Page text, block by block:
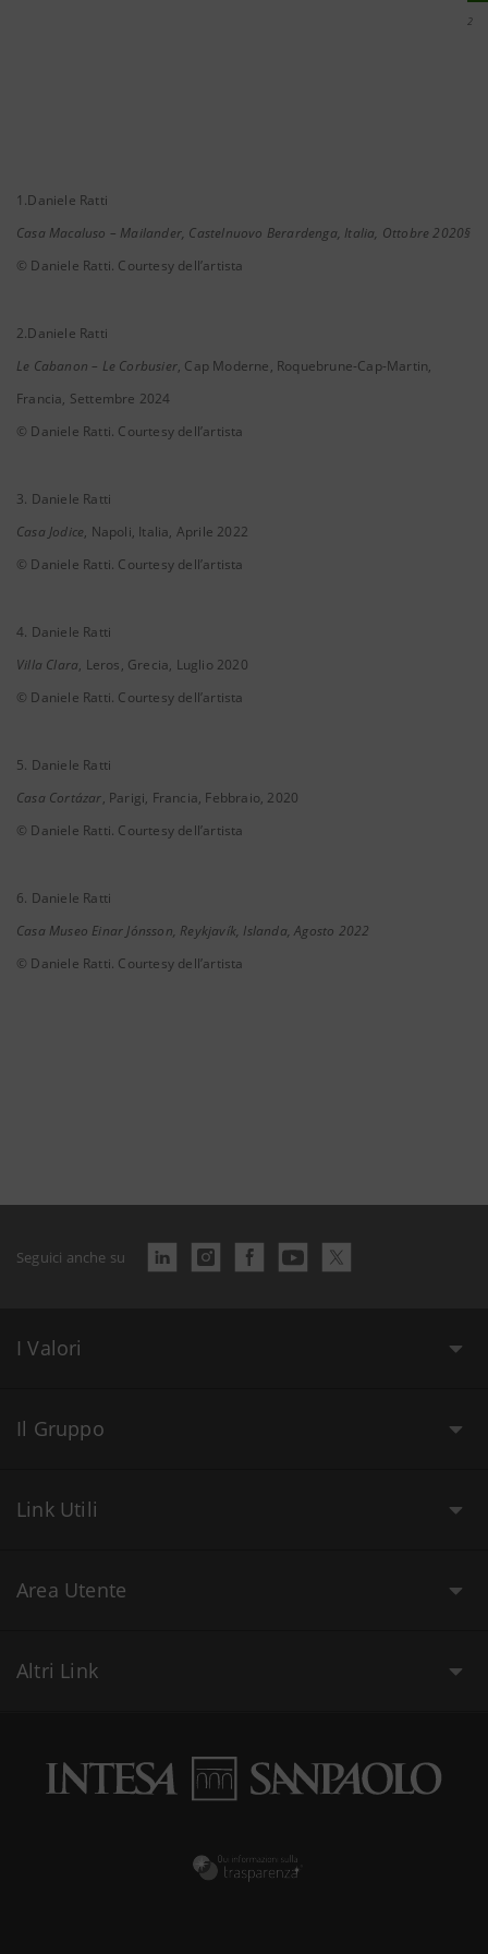
2
1.Daniele Ratti
Casa Macaluso – Mailander, Castelnuovo Berardenga, Italia, Ottobre 2020§
© Daniele Ratti. Courtesy dell’artista
2.Daniele Ratti
Le Cabanon – Le Corbusier, Cap Moderne, Roquebrune-Cap-Martin,
Francia, Settembre 2024
© Daniele Ratti. Courtesy dell’artista
3. Daniele Ratti
Casa Jodice, Napoli, Italia, Aprile 2022
© Daniele Ratti. Courtesy dell’artista
4. Daniele Ratti
Villa Clara, Leros, Grecia, Luglio 2020
© Daniele Ratti. Courtesy dell’artista
5. Daniele Ratti
Casa Cortázar, Parigi, Francia, Febbraio, 2020
© Daniele Ratti. Courtesy dell’artista
6. Daniele Ratti
Casa Museo Einar Jónsson, Reykjavík, Islanda, Agosto 2022
© Daniele Ratti. Courtesy dell’artista
Seguici anche su
I Valori
Il Gruppo
Link Utili
Area Utente
Altri Link